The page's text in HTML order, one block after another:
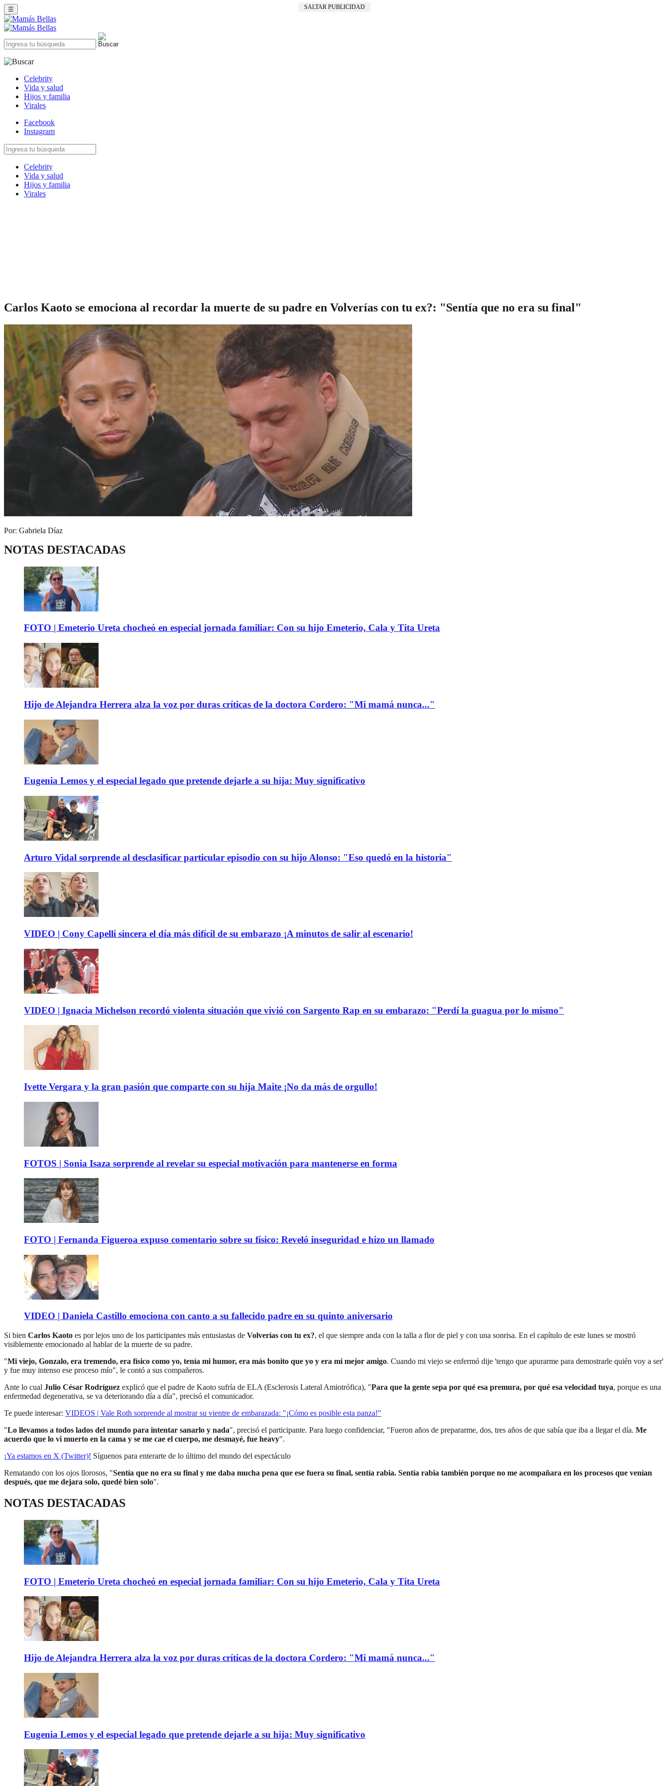
SALTAR PUBLICIDAD
☰
Celebrity
Vida y salud
Hijos y familia
Virales
Facebook
Instagram
Celebrity
Vida y salud
Hijos y familia
Virales
Carlos Kaoto se emociona al recordar la muerte de su padre en Volverías con tu ex?: "Sentía que no era su final"
Por: Gabriela Díaz
NOTAS DESTACADAS
FOTO | Emeterio Ureta chocheó en especial jornada familiar: Con su hijo Emeterio, Cala y Tita Ureta
Hijo de Alejandra Herrera alza la voz por duras críticas de la doctora Cordero: "Mi mamá nunca..."
Eugenia Lemos y el especial legado que pretende dejarle a su hija: Muy significativo
Arturo Vidal sorprende al desclasificar particular episodio con su hijo Alonso: "Eso quedó en la historia"
VIDEO | Cony Capelli sincera el día más difícil de su embarazo ¡A minutos de salir al escenario!
VIDEO | Ignacia Michelson recordó violenta situación que vivió con Sargento Rap en su embarazo: "Perdí la guagua por lo mismo"
Ivette Vergara y la gran pasión que comparte con su hija Maite ¡No da más de orgullo!
FOTOS | Sonia Isaza sorprende al revelar su especial motivación para mantenerse en forma
FOTO | Fernanda Figueroa expuso comentario sobre su físico: Reveló inseguridad e hizo un llamado
VIDEO | Daniela Castillo emociona con canto a su fallecido padre en su quinto aniversario
Si bien Carlos Kaoto es por lejos uno de los participantes más entusiastas de Volverías con tu ex?, el que siempre anda con la talla a flor de piel y con una sonrisa. En el capítulo de este lunes se mostró
visiblemente emocionado al hablar de la muerte de su padre.
"Mi viejo, Gonzalo, era tremendo, era físico como yo, tenía mi humor, era más bonito que yo y era mi mejor amigo. Cuando mi viejo se enfermó dije 'tengo que apurarme para demostrarle quién voy a ser'
y fue muy intenso ese proceso mío", le contó a sus compañeros.
Ante lo cual Julio César Rodríguez explicó que el padre de Kaoto sufría de ELA (Esclerosis Lateral Amiotrófica), "Para que la gente sepa por qué esa premura, por qué esa velocidad tuya, porque es una
enfermedad degenerativa, se va deteriorando día a día", precisó el comunicador.
Te puede interesar: VIDEOS | Vale Roth sorprende al mostrar su vientre de embarazada: "¡Cómo es posible esta panza!"
"Lo llevamos a todos lados del mundo para intentar sanarlo y nada", precisó el participante. Para luego confidenciar, "Fueron años de prepararme, dos, tres años de que sabía que iba a llegar el día. Me
acuerdo que lo vi muerto en la cama y se me cae el cuerpo, me desmayé, fue heavy".
¡Ya estamos en X (Twitter)! Síguenos para enterarte de lo último del mundo del espectáculo
Rematando con los ojos llorosos, "Sentía que no era su final y me daba mucha pena que ese fuera su final, sentía rabia. Sentía rabia también porque no me acompañara en los procesos que venían
después, que me dejara solo, quedé bien solo".
NOTAS DESTACADAS
FOTO | Emeterio Ureta chocheó en especial jornada familiar: Con su hijo Emeterio, Cala y Tita Ureta
Hijo de Alejandra Herrera alza la voz por duras críticas de la doctora Cordero: "Mi mamá nunca..."
Eugenia Lemos y el especial legado que pretende dejarle a su hija: Muy significativo